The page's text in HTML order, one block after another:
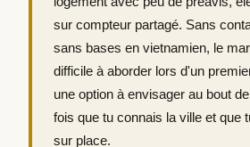
sur compteur partagé. Sans
sans bases en vietnamien, le
difficile à aborder lors d'un
une option à envisager au bout
fois que tu connais la ville et que
sur place.